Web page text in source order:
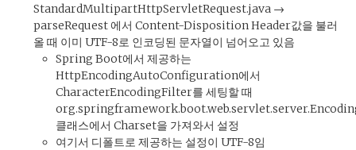
StandardMultipartHttpServletRequest.java →
parseRequest 에서 Content-Disposition Header값을 불러
올 때 이미 UTF-8로 인코딩된 문자열이 넘어오고 있음
Spring Boot에서 제공하는
HttpEncodingAutoConfiguration에서
CharacterEncodingFilter를 세팅할 때
클래스에서 Charset을 가져와서 설정
여기서 디폴트로 제공하는 설정이 UTF-8임